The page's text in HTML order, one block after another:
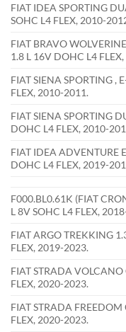
FIAT IDEA SPORTING
SOHC L4 FLEX, 2010-
FIAT BRAVO
1.8 L 16V DOHC L4
FIAT SIENA SPORTING ,
FLEX, 2010-2011.
FIAT SIENA SPORTING
DOHC L4 FLEX, 2010-
FIAT IDEA ADVENTURE
DOHC L4 FLEX, 2019-
F000.BL0.61K (FIAT
L 8V SOHC L4 FLEX,
FIAT ARGO TREKKING
FLEX, 2019-2023.
FIAT STRADA VOLCANO
FLEX, 2020-2023.
FIAT STRADA FREEDOM
FLEX, 2020-2023.